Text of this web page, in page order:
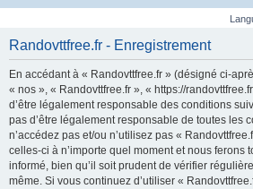
Randovttfree.fr - Enregistrement
En accédant à « Randovttfree.fr » (désigné ci-
« nos », « Randovttfree.fr », « https://
d’être légalement responsable des conditions
pas d’être légalement responsable de toutes les
n’accédez pas et/ou n’utilisez pas «
celles-ci à n’importe quel moment et nous ferons
informé, bien qu’il soit prudent de vérifier
même. Si vous continuez d’utiliser «